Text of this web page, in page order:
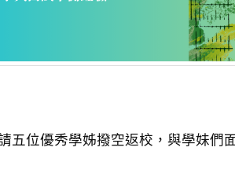
五位優秀學姊撥空返校，與學妹們